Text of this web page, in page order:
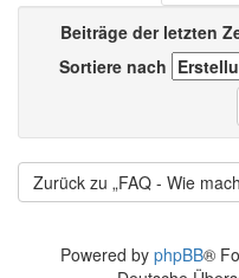
Beiträge der letzten
Sortiere nach
Zurück zu „FAQ - Wie
Powered by phpBB®